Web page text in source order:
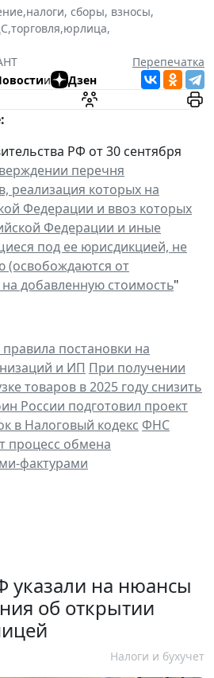
,налоги, сборы, взносы,
,торговля,юрлица,
Перепечатка
и Дзен
РФ от 30 сентября
перечня
реализация которых на
Федерации и ввоз которых
Федерации и иные
под ее юрисдикцией, не
(освобождаются от
добавленную стоимость"
постановки на
и ИП При получении
товаров в 2025 году снизить
России подготовил проект
в Налоговый кодекс ФНС
процесс обмена
фактурами
указали на нюансы
об открытии
Налоги и бухучет